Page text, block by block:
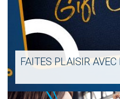
FAITES PLAISIR